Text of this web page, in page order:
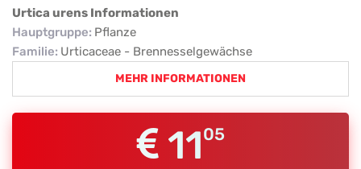
Urtica urens Informationen
Hauptgruppe: Pflanze
Familie: Urticaceae - Brennesselgewächse
MEHR INFORMATIONEN
1105